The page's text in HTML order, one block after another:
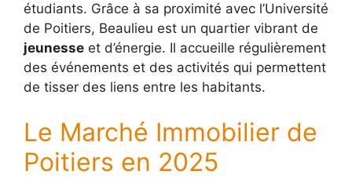
étudiants. Grâce à sa proximité avec l’Université
de Poitiers, Beaulieu est un quartier vibrant de
jeunesse et d’énergie. Il accueille régulièrement
des événements et des activités qui permettent
de tisser des liens entre les habitants.
Le Marché Immobilier de
Poitiers en 2025